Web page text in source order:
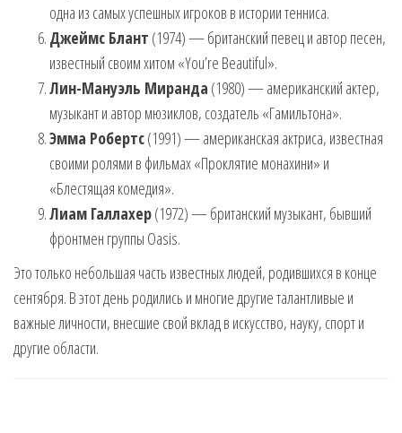
одна из самых успешных игроков в истории тенниса.
Джеймс Блант (1974) — британский певец и автор песен,
известный своим хитом «You’re Beautiful».
Лин-Мануэль Миранда (1980) — американский актер,
музыкант и автор мюзиклов, создатель «Гамильтона».
Эмма Робертс(1991) — американская актриса, известная
своими ролями в фильмах «Проклятие монахини» и
«Блестящая комедия».
Лиам Галлахер(1972) — британский музыкант, бывший
фронтмен группы Oasis.
Это только небольшая часть известных людей, родившихся в конце
сентября. В этот день родились и многие другие талантливые и
важные личности, внесшие свой вклад в искусство, науку, спорт и
другие области.